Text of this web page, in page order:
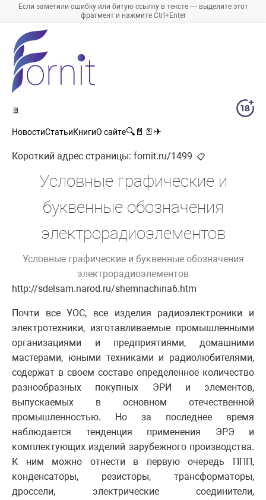
Если заметили ошибку или битую ссылку в тексте — выделите этот
фрагмент и нажмите Ctrl+Enter
🚪
НовостиСтатьиКнигиО сайте🔍 📄 📄 ✈
Короткий адрес страницы: fornit.ru/1499 📋
Условные графические и
буквенные обозначения
электрорадиоэлементов
Условные графические и буквенные обозначения
электрорадиоэлементов
http://sdelsam.narod.ru/shemnachina6.htm
Почти все УОС, все изделия радиоэлектроники и
электротехники, изготавливаемые промышленными
организациями и предприятиями, домашними
мастерами, юными техниками и радиолюбителями,
содержат в своем составе определенное количество
разнообразных покупных ЭРИ и элементов,
выпускаемых в основном отечественной
промышленностью. Но за последнее время
наблюдается тенденция применения ЭРЭ и
комплектующих изделий зарубежного производства.
К ним можно отнести в первую очередь ППП,
конденсаторы, резисторы, трансформаторы,
дроссели, электрические соединители,